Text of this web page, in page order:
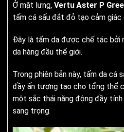
Ở mặt lưng, Vertu Aster P
tấm cá sấu đắt đỏ tạo cảm giác
Đây là tấm da được chế tác bởi
da hàng đầu thế giới.
Trong phiên bản này, tấm da cá
đầy ấn tượng tạo cho tổng thể
một sắc thái năng động đầy
sang trọng.